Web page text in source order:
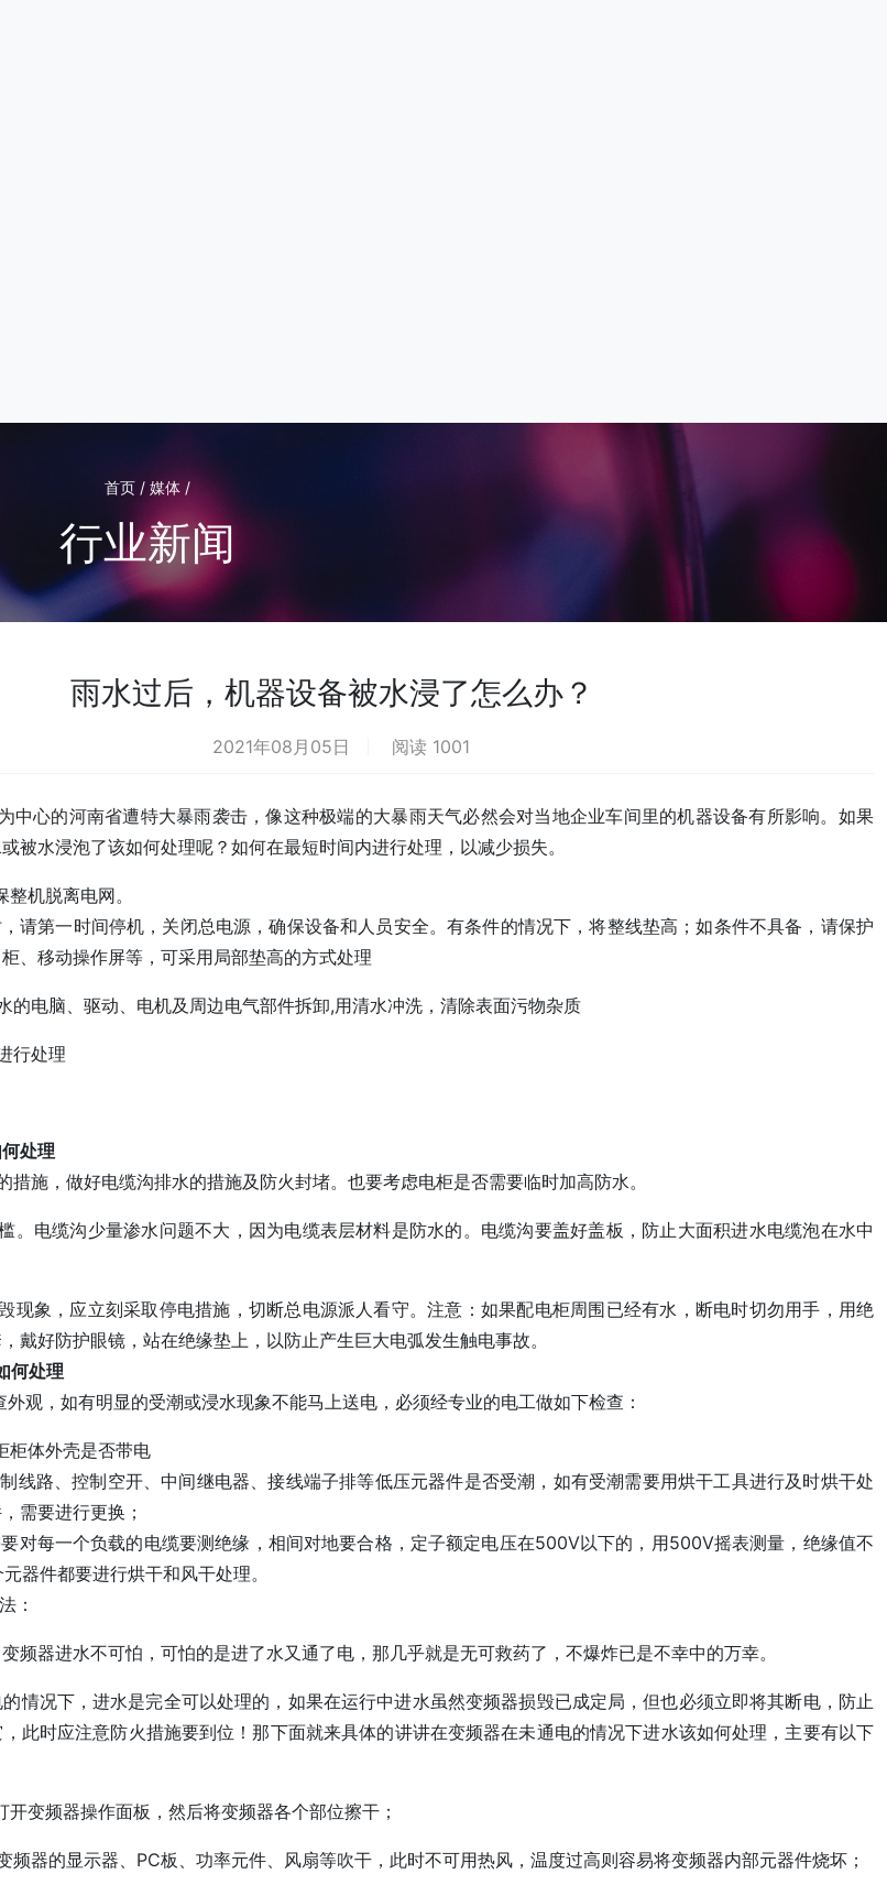
首页 / 媒体 /
行业新闻
雨水过后，机器设备被水浸了怎么办？
2021年08月05日 阅读 1001
中心的河南省遭特大暴雨袭击，像这种极端的大暴雨天气必然会对当地企业车间里的机器设备有所影响。如果
被水浸泡了该如何处理呢？如何在最短时间内进行处理，以减少损失。
机脱离电网。
第一时间停机，关闭总电源，确保设备和人员安全。有条件的情况下，将整线垫高；如条件不具备，请保护
、移动操作屏等，可采用局部垫高的方式处理
的电脑、驱动、电机及周边电气部件拆卸,用清水冲洗，清除表面污物杂质
行处理
处理
施，做好电缆沟排水的措施及防火封堵。也要考虑电柜是否需要临时加高防水。
。电缆沟少量渗水问题不大，因为电缆表层材料是防水的。电缆沟要盖好盖板，防止大面积进水电缆泡在水中
现象，应立刻采取停电措施，切断总电源派人看守。注意：如果配电柜周围已经有水，断电时切勿用手，用绝
戴好防护眼镜，站在绝缘垫上，以防止产生巨大电弧发生触电事故。
何处理
，如有明显的受潮或浸水现象不能马上送电，必须经专业的电工做如下检查：
柜体外壳是否带电
、控制空开、中间继电器、接线端子排等低压元器件是否受潮，如有受潮需要用烘干工具进行及时烘干处
需要进行更换；
每一个负载的电缆要测绝缘，相间对地要合格，定子额定电压在500V以下的，用500V摇表测量，绝缘值不
器件都要进行烘干和风干处理。
：
频器进水不可怕，可怕的是进了水又通了电，那几乎就是无可救药了，不爆炸已是不幸中的万幸。
情况下，进水是完全可以处理的，如果在运行中进水虽然变频器损毁已成定局，但也必须立即将其断电，防止
此时应注意防火措施要到位！那下面就来具体的讲讲在变频器在未通电的情况下进水该如何处理，主要有以下
开变频器操作面板，然后将变频器各个部位擦干；
频器的显示器、PC板、功率元件、风扇等吹干，此时不可用热风，温度过高则容易将变频器内部元器件烧坏；